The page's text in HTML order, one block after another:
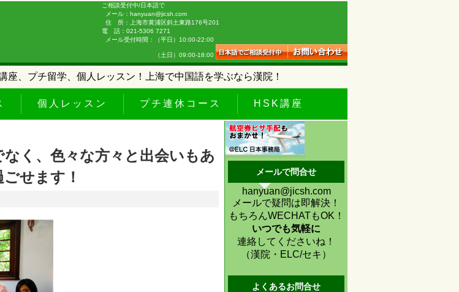
ご相談受付中/日本語で
メール：hanyuan@jicsh.com
住 所：上海市黄浦区斜土東路176号201
電 話：021-5306 7271
メール受付時間：（平日）10:00-22:00
（土日）09:00-18:00
座、プチ留学、個人レッスン！上海で中国語を学ぶなら漢院！
個人レッスン プチ連休コース HSK講座
く、色々な方々と出会いもあ
せます！
メールで問合せ
hanyuan@jicsh.com
メールで疑問は即解決！
もちろんWECHATもOK！
いつでも気軽に
連絡してくださいね！
（漢院・ELC/セキ）
よくあるお問合せ